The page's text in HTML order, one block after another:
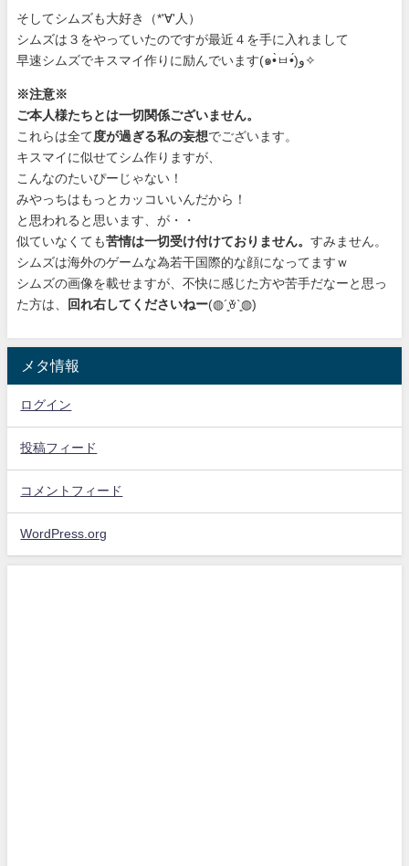
そしてシムズも大好き（*'∀'人）
シムズは３をやっていたのですが最近４を手に入れまして
早速シムズでキスマイ作りに励んでいます(๑•̀ㅂ•́)و✧
※注意※
ご本人様たちとは一切関係ございません。
これらは全て度が過ぎる私の妄想でございます。
キスマイに似せてシム作りますが、
こんなのたいぴーじゃない！
みやっちはもっとカッコいいんだから！
と思われると思います、が・・
似ていなくても苦情は一切受け付けておりません。 すみません。
シムズは海外のゲームな為若干国際的な顔になってますｗ
シムズの画像を載せますが、不快に感じた方や苦手だなーと思っ
た方は、
回れ右してくださいねー(◍´͈ꈊ`͈◍)
メタ情報
ログイン
投稿フィード
コメントフィード
WordPress.org